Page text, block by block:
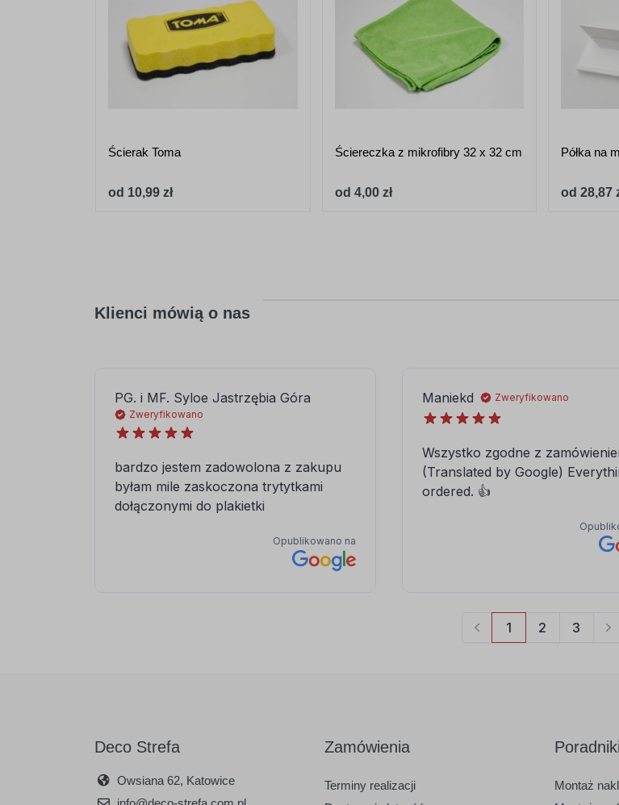
Ścierak Toma
od 10,99 zł
Ściereczka z mikrofibry 32 x 32 cm
od 4,00 zł
Półka na
od 28,87
Klienci mówią o nas
Deco Strefa
Owsiana 62, Katowice
Zamówienia
Terminy realizacji
Montaż